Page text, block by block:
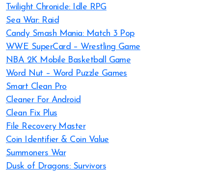
Twilight Chronicle: Idle RPG
Sea War: Raid
Candy Smash Mania: Match 3 Pop
WWE SuperCard – Wrestling Game
NBA 2K Mobile Basketball Game
Word Nut – Word Puzzle Games
Smart Clean Pro
Cleaner For Android
Clean Fix Plus
File Recovery Master
Coin Identifier & Coin Value
Summoners War
Dusk of Dragons: Survivors